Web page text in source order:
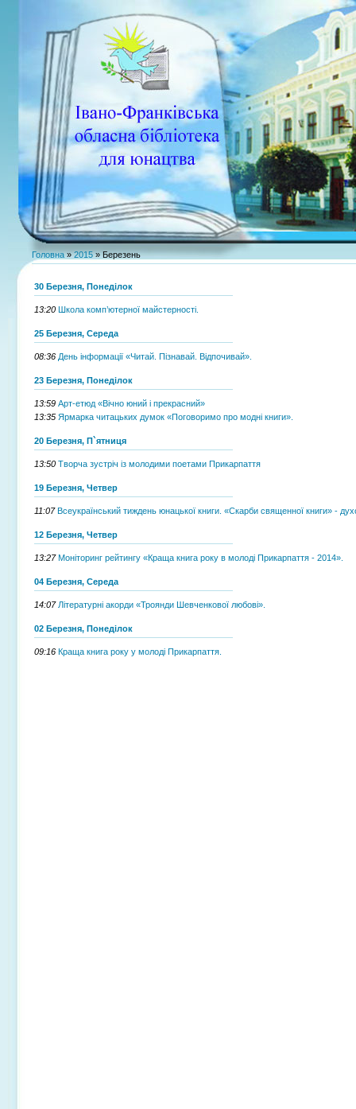
Головна»2015 » Березень
30 Березня, Понеділок
13:20 Школа комп’ютерної майстерності.
25 Березня, Середа
08:36 День інформації «Читай. Пізнавай. Відпочивай».
23 Березня, Понеділок
13:59 Арт-етюд «Вічно юний і прекрасний»
13:35 Ярмарка читацьких думок «Поговоримо про модні книги».
20 Березня, П`ятниця
13:50 Творча зустріч із молодими поетами Прикарпаття
19 Березня, Четвер
11:07 Всеукраїнський тиждень юнацької книги. «Скарби священної книги» -
12 Березня, Четвер
13:27 Моніторинг рейтингу «Краща книга року в молоді Прикарпаття - 2014».
04 Березня, Середа
14:07 Літературні акорди «Троянди Шевченкової любові».
02 Березня, Понеділок
09:16 Краща книга року у молоді Прикарпаття.